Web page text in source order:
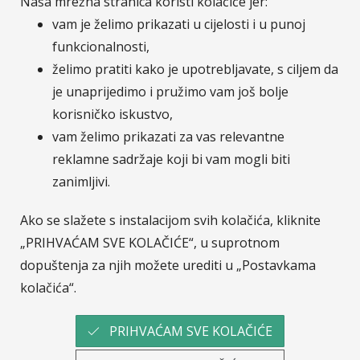
osiguranje, d.d. posluje putem svoje podružnice
Sava osiguranje, d.d. - Podružnica Hrvatska.
Pripadnost Osigurateljnoj grupi Sava čini nas
dijelom jedne od najvećih financijskih grupacija u JI
Europi. Više o Savi Re.
© Sava osiguranje Pratite nas na :
vam je želimo prikazati u cijelosti i u punoj
funkcionalnosti,
želimo pratiti kako je upotrebljavate, s ciljem da
je unaprijedimo i pružimo vam još bolje
korisničko iskustvo,
vam želimo prikazati za vas relevantne
reklamne sadržaje koji bi vam mogli biti
zanimljivi.
Ako se slažete s instalacijom svih kolačića, kliknite
„PRIHVAĆAM SVE KOLAČIĆE“, u suprotnom
dopuštenja za njih možete urediti u „Postavkama
kolačića“.
PRIHVAĆAM SVE KOLAČIĆE